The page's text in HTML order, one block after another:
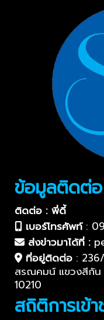
ข้อมูลติดต่อ
ติดต่อ : พี่ดี้
เบอร์โทรศัพท์:
ส่งข่าวมาได้ที่ :
ที่อยู่ติดต่อ :
สรณคมน์ แขวงสีกัน
10210
สถิติการเข้